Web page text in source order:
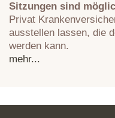
Sitzungen sind
Privat
ausstellen lassen, die
werden kann.
mehr...